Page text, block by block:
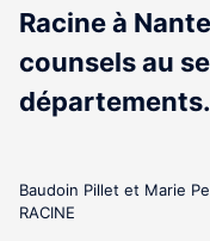
Racine à
counsels au
départements.
Baudoin Pillet et Marie
RACINE